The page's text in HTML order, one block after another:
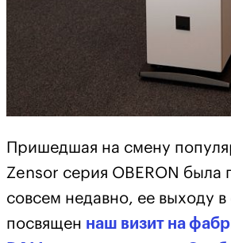
Пришедшая на смену
Zensor серия OBERON была
совсем недавно, ее выходу в
посвящен наш визит на